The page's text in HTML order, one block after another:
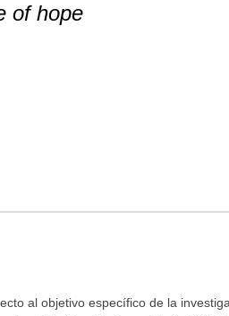
of hope
al objetivo específico de la